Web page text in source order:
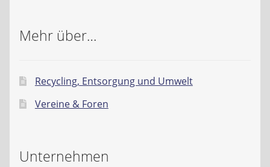
Mehr über…
Recycling, Entsorgung und Umwelt
Vereine & Foren
Unternehmen